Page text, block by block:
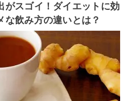
がスゴイ！ダイエットに効
な飲み方の違いとは？